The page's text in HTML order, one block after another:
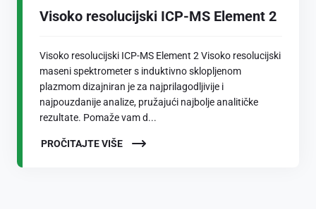
Visoko resolucijski ICP-MS Element 2
Visoko resolucijski ICP-MS Element 2 Visoko resolucijski
maseni spektrometer s induktivno sklopljenom
plazmom dizajniran je za najprilagodljivije i
najpouzdanije analize, pružajući najbolje analitičke
rezultate. Pomaže vam d...
PROČITAJTE VIŠE